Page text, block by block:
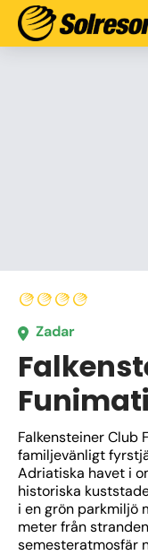
Zadar
Falkensteiner Club
familjevänligt
Adriatiska havet i
historiska
i en grön parkmiljö
meter från
semesteratmosfär